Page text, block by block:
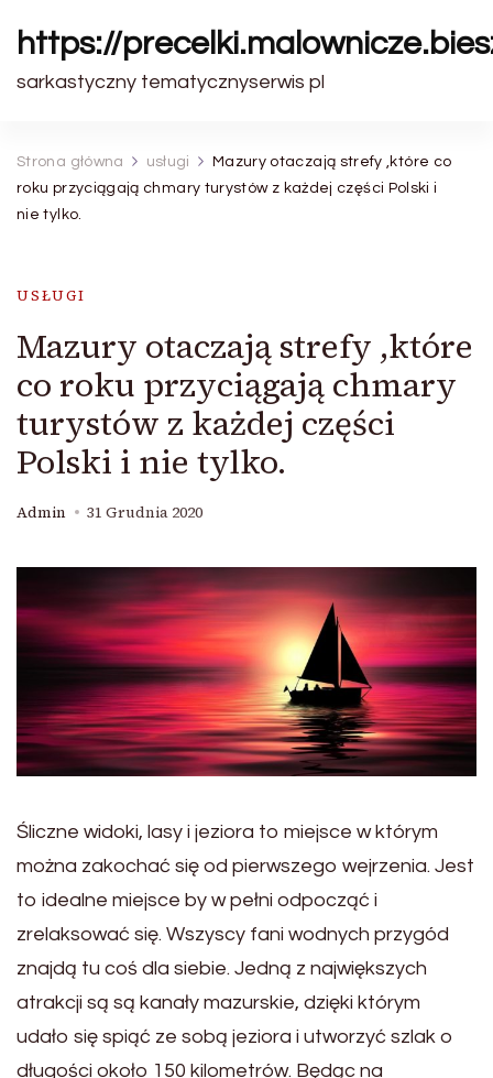
https://
sarkastyczny tematycznyserwis pl
Strona główna usługi
Mazury otaczają strefy ,które co
roku przyciągają chmary turystów z każdej części Polski i
nie tylko.
USŁUGI
Mazury otaczają strefy ,które
co roku przyciągają chmary
turystów z każdej części
Polski i nie tylko.
Admin 31 Grudnia 2020
Śliczne widoki, lasy i jeziora to miejsce w którym
można zakochać się od pierwszego wejrzenia. Jest
to idealne miejsce by w pełni odpocząć i
zrelaksować się. Wszyscy fani wodnych przygód
znajdą tu coś dla siebie. Jedną z największych
atrakcji są są kanały mazurskie, dzięki którym
udało się spiąć ze sobą jeziora i utworzyć szlak o
długości około 150 kilometrów. Będąc na